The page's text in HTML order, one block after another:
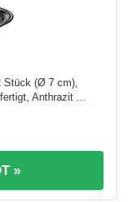
Stück (Ø 7 cm),
Anthrazit ...
»